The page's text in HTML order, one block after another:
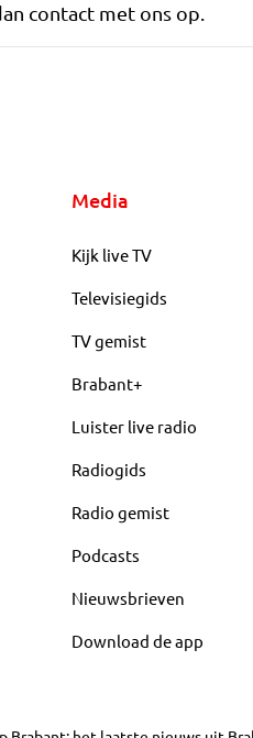
contact met ons op.
Media
Kijk live TV
Televisiegids
TV gemist
Brabant+
Luister live radio
Radiogids
Radio gemist
Podcasts
Nieuwsbrieven
Download de app